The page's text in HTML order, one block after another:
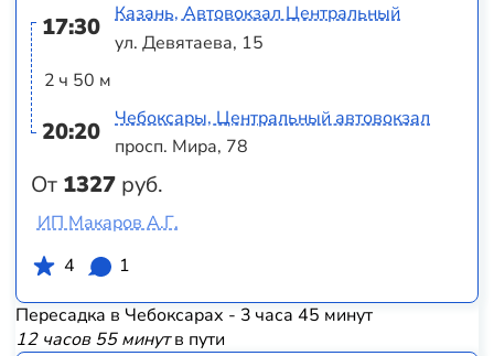
17:30
2 ч 50 м
20:20
От 1327 руб.
Казань, Автовокзал Центральный
ул. Девятаева, 15
Чебоксары, Центральный автовокзал
просп. Мира, 78
ИП Макаров А.Г.
4
1
Пересадка в Чебоксарах - 3 часа 45 минут
12 часов 55 минутв пути